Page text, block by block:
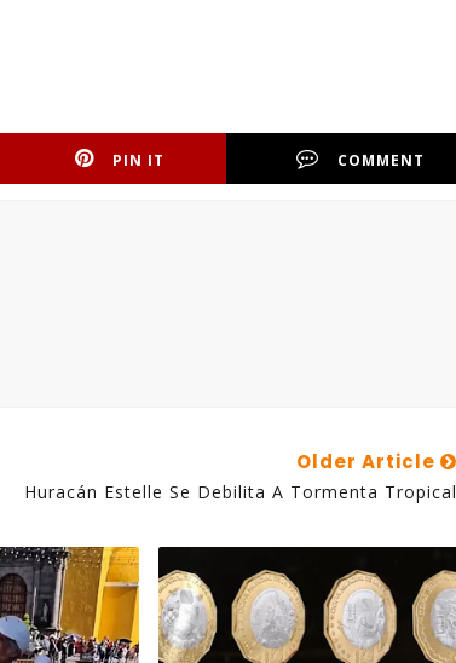
PIN IT COMMENT
Older Article
Huracán Estelle Se Debilita A Tormenta Tropical